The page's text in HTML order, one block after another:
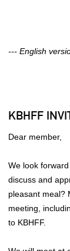
--- English
KBHFF
Dear member,
We look
discuss and
pleasant meal?
meeting,
to KBHFF.